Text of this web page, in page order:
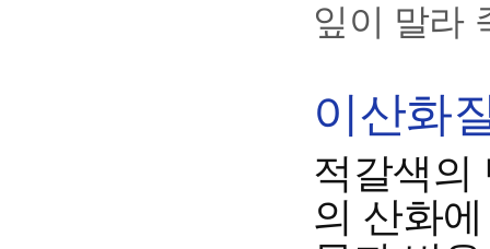
잎이 말라
이산화
적갈색의
의 산화